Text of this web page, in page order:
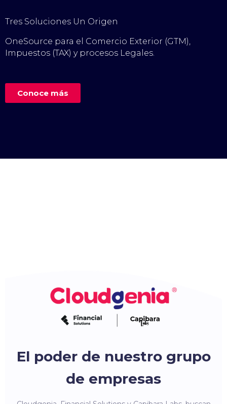
Tres Soluciones Un Origen
OneSource para el Comercio Exterior (GTM),
Impuestos (TAX) y procesos Legales.
Conoce más
El poder de nuestro grupo
de empresas